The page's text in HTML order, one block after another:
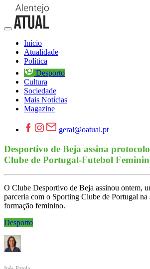
Início
Atualidade
Política
Desporto
Cultura
Sociedade
Mais Notícias
Magazine
geral@oatual.pt
Desportivo de Beja assina
Clube de Portugal-Futebol
O Clube Desportivo de Beja assinou ontem,
parceria com o Sporting Clube de Portugal na
formação feminino.
Desporto